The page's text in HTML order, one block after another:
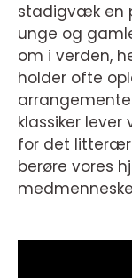
stadigvæk en
unge og
om i verden,
holder ofte
klassiker
for det
berøre vores